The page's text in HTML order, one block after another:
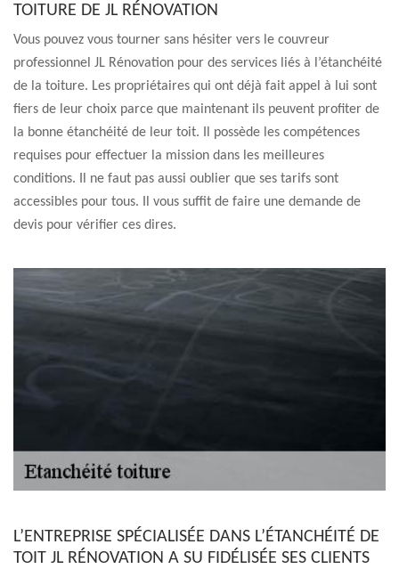
TOITURE DE JL RÉNOVATION
Vous pouvez vous tourner sans hésiter vers le couvreur
professionnel JL Rénovation pour des services liés à l’étanchéité
de la toiture. Les propriétaires qui ont déjà fait appel à lui sont
fiers de leur choix parce que maintenant ils peuvent profiter de
la bonne étanchéité de leur toit. Il possède les compétences
requises pour effectuer la mission dans les meilleures
conditions. Il ne faut pas aussi oublier que ses tarifs sont
accessibles pour tous. Il vous suffit de faire une demande de
devis pour vérifier ces dires.
L’ENTREPRISE SPÉCIALISÉE DANS L’ÉTANCHÉITÉ DE
TOIT JL RÉNOVATION A SU FIDÉLISÉE SES CLIENTS